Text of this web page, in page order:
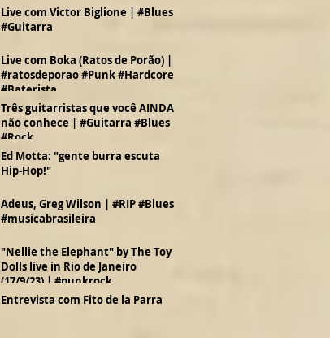
Live com Victor Biglione | #Blues
#Guitarra
Live com Boka (Ratos de Porão) |
#ratosdeporao #Punk #Hardcore
#Baterista
Três guitarristas que você AINDA
não conhece | #Guitarra #Blues
#Rock
Ed Motta: "gente burra escuta
Hip-Hop!"
Adeus, Greg Wilson | #RIP #Blues
#musicabrasileira
"Nellie the Elephant" by The Toy
Dolls live in Rio de Janeiro
(17/9/23) | #punkrock
Entrevista com Fito de la Parra